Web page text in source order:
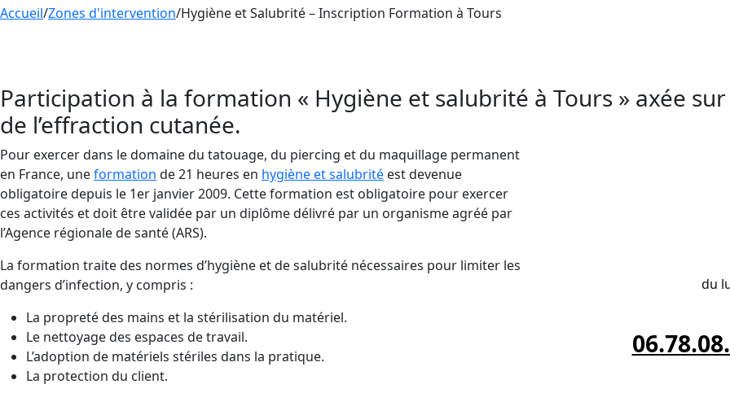
Accueil/Zones d'intervention/Hygiène et Salubrité – Inscription Formation à Tours
Participation à la formation « Hygiène et salubrité à Tours » axée
de l’effraction cutanée.
Pour exercer dans le domaine du tatouage, du piercing et du maquillage permanent
en France, uneformation de 21 heures en hygiène et salubrité est devenue
obligatoire depuis le 1er janvier 2009. Cette formation est obligatoire pour exercer
ces activités et doit être validée par un diplôme délivré par un organisme agréé par
l’Agence régionale de santé (ARS).
La formation traite des normes d’hygiène et de salubrité nécessaires pour limiter les
dangers d’infection, y compris :
La propreté des mains et la stérilisation du matériel.
Le nettoyage des espaces de travail.
L’adoption de matériels stériles dans la pratique.
La protection du client.
du